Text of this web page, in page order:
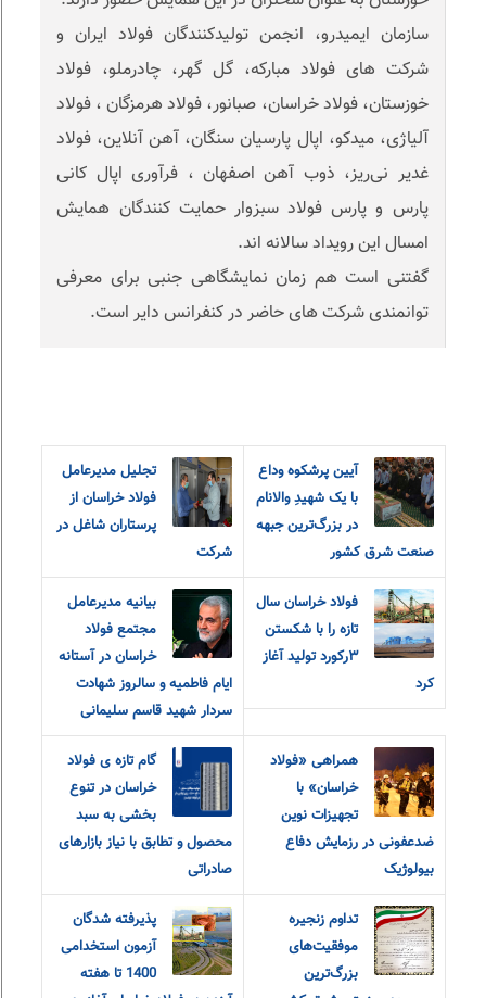
سازمان ایمیدرو، انجمن تولیدکنندگان فولاد ایران و
شرکت های فولاد مبارکه، گل گهر، چادرملو، فولاد
خوزستان‌، فولاد خراسان، صبانور، فولاد هرمزگان ، فولاد
آلیاژی، میدکو، اپال پارسیان سنگان، آهن آنلاین، فولاد
غدیر نی‌ریز، ذوب آهن اصفهان ، فرآوری اپال کانی
پارس و پارس فولاد سبزوار حمایت کنندگان همایش
امسال این رویداد سالانه اند.
گفتنی است هم زمان نمایشگاهی جنبی برای معرفی
توانمندی شرکت های حاضر در کنفرانس دایر است.
آیین پرشکوه وداع
با یک شهیدِ والانام
در بزرگ‌ترین جبهه
صنعت شرق کشور
تجلیل مدیرعامل
فولاد خراسان از
پرستاران شاغل در
شرکت
فولاد خراسان سال
تازه را با شکستن
۳رکورد تولید آغاز
کرد
بیانیه مدیرعامل
مجتمع فولاد
خراسان در آستانه
ایام فاطمیه و سالروز شهادت
سردار شهید قاسم سلیمانی
همراهی «فولاد
خراسان» با
تجهیزات نوین
ضدعفونی در رزمایش دفاع
بیولوژیک
گام تازه ی فولاد
خراسان در تنوع
بخشی به سبد
محصول و تطابق با نیاز بازارهای
صادراتی
تداوم زنجیره
موفقیت‌های
بزرگ‌ترین
پذیرفته شدگان
آزمون استخدامی
1400 تا هفته